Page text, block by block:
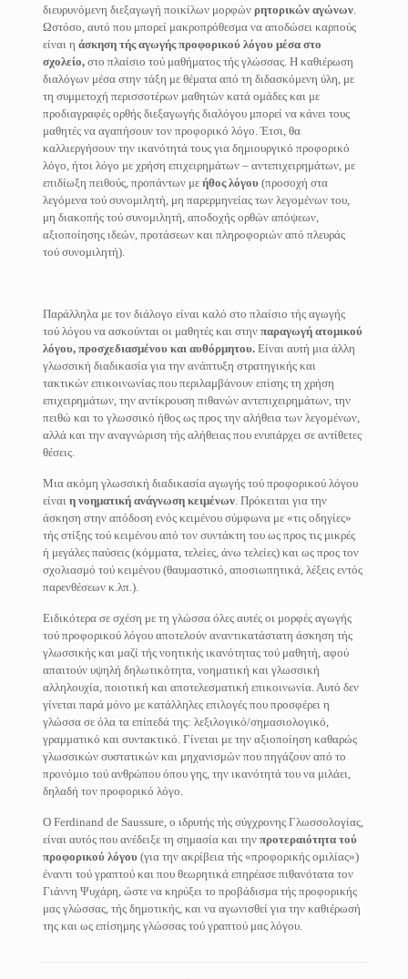
διευρυνόμενη διεξαγωγή ποικίλων μορφών ρητορικών αγώνων.
Ωστόσο, αυτό που μπορεί μακροπρόθεσμα να αποδώσει καρπούς
είναι η άσκηση τής αγωγής προφορικού λόγου μέσα στο
σχολείο,στο πλαίσιο τού μαθήματος τής γλώσσας. Η καθιέρωση
διαλόγων μέσα στην τάξη με θέματα από τη διδασκόμενη ύλη, με
τη συμμετοχή περισσοτέρων μαθητών κατά ομάδες και με
προδιαγραφές ορθής διεξαγωγής διαλόγου μπορεί να κάνει τους
μαθητές να αγαπήσουν τον προφορικό λόγο. Έτσι, θα
καλλιεργήσουν την ικανότητά τους για δημιουργικό προφορικό
λόγο, ήτοι λόγο με χρήση επιχειρημάτων – αντεπιχειρημάτων, με
επιδίωξη πειθούς, προπάντων με ήθος λόγου(προσοχή στα
λεγόμενα τού συνομιλητή, μη παρερμηνείας των λεγομένων του,
μη διακοπής τού συνομιλητή, αποδοχής ορθών απόψεων,
αξιοποίησης ιδεών, προτάσεων και πληροφοριών από πλευράς
τού συνομιλητή).
Παράλληλα με τον διάλογο είναι καλό στο πλαίσιο τής αγωγής
τού λόγου να ασκούνται οι μαθητές και στην παραγωγή ατομικού
λόγου, προσχεδιασμένου και αυθόρμητου.Είναι αυτή μια άλλη
γλωσσική διαδικασία για την ανάπτυξη στρατηγικής και
τακτικών επικοινωνίας που περιλαμβάνουν επίσης τη χρήση
επιχειρημάτων, την αντίκρουση πιθανών αντεπιχειρημάτων, την
πειθώ και το γλωσσικό ήθος ως προς την αλήθεια των λεγομένων,
αλλά και την αναγνώριση τής αλήθειας που ενυπάρχει σε αντίθετες
θέσεις.
Μια ακόμη γλωσσική διαδικασία αγωγής τού προφορικού λόγου
είναι η νοηματική ανάγνωση κειμένων. Πρόκειται για την
άσκηση στην απόδοση ενός κειμένου σύμφωνα με «τις οδηγίες»
τής στίξης τού κειμένου από τον συντάκτη του ως προς τις μικρές
ή μεγάλες παύσεις (κόμματα, τελείες, άνω τελείες) και ως προς τον
σχολιασμό τού κειμένου (θαυμαστικό, αποσιωπητικά, λέξεις εντός
παρενθέσεων κ.λπ.).
Ειδικότερα σε σχέση με τη γλώσσα όλες αυτές οι μορφές αγωγής
τού προφορικού λόγου αποτελούν αναντικατάστατη άσκηση τής
γλωσσικής και μαζί τής νοητικής ικανότητας τού μαθητή, αφού
απαιτούν υψηλή δηλωτικότητα, νοηματική και γλωσσική
αλληλουχία, ποιοτική και αποτελεσματική επικοινωνία. Αυτό δεν
γίνεται παρά μόνο με κατάλληλες επιλογές που προσφέρει η
γλώσσα σε όλα τα επίπεδά της: λεξιλογικό/σημασιολογικό,
γραμματικό και συντακτικό. Γίνεται με την αξιοποίηση καθαρώς
γλωσσικών συστατικών και μηχανισμών που πηγάζουν από το
προνόμιο τού ανθρώπου όπου γης, την ικανότητά του να μιλάει,
δηλαδή τον προφορικό λόγο.
Ο Ferdinand de Saussure, ο ιδρυτής τής σύγχρονης Γλωσσολογίας,
είναι αυτός που ανέδειξε τη σημασία και την προτεραιότητα τού
προφορικού λόγου(για την ακρίβεια τής «προφορικής ομιλίας»)
έναντι τού γραπτού και που θεωρητικά επηρέασε πιθανότατα τον
Γιάννη Ψυχάρη, ώστε να κηρύξει το προβάδισμα τής προφορικής
μας γλώσσας, τής δημοτικής, και να αγωνισθεί για την καθιέρωσή
της και ως επίσημης γλώσσας τού γραπτού μας λόγου.